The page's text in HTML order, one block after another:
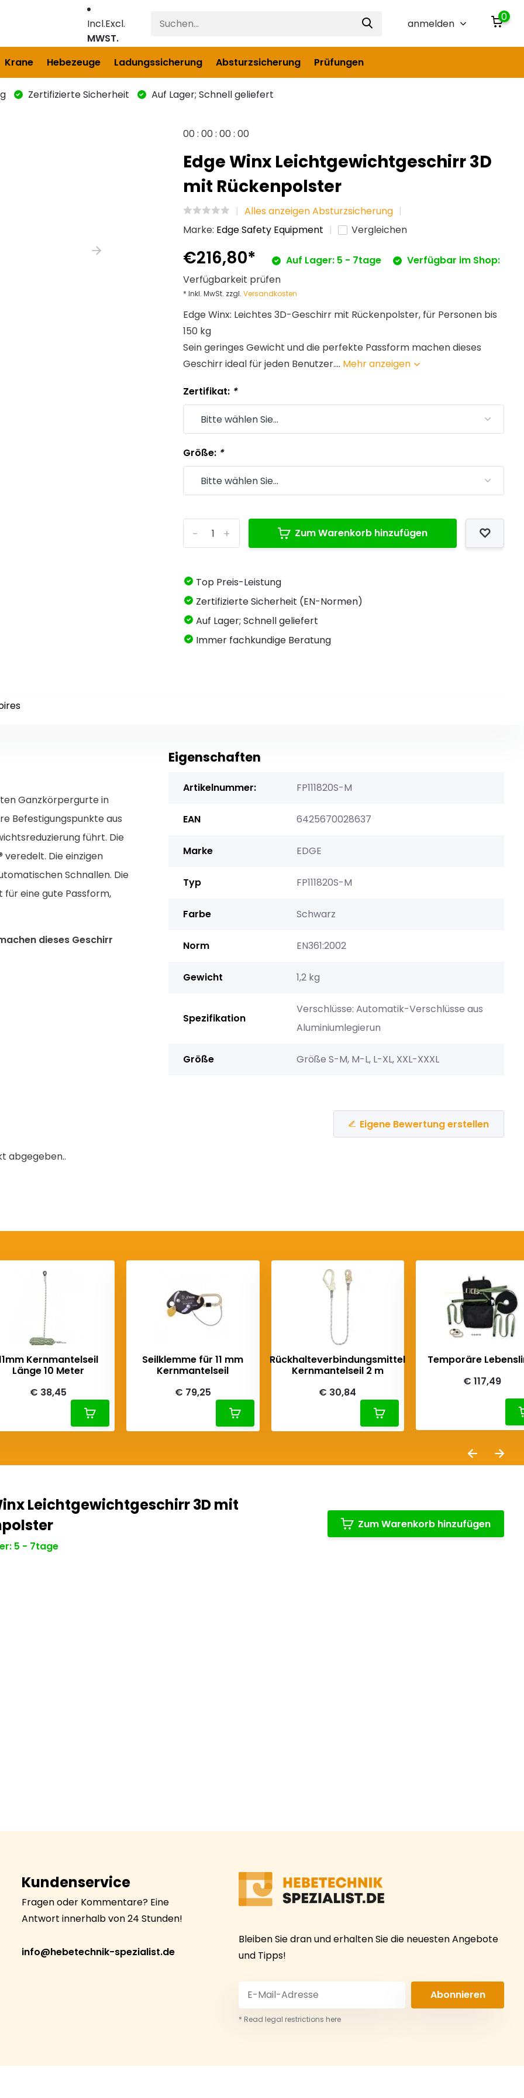
Incl.Excl.
MWST.
anmelden
0
Krane Hebezeuge Ladungssicherung Absturzsicherung Prüfungen
Zertifizierte Sicherheit
Auf Lager; Schnell geliefert
00:00:00:00
Edge Winx Leichtgewichtgeschirr 3D
mit Rückenpolster
Alles anzeigen Absturzsicherung
Marke: Edge Safety Equipment Vergleichen
€216,80* Auf Lager: 5 - 7tage
Verfügbar im Shop:
Verfügbarkeit prüfen
* Inkl. MwSt. zzgl.Versandkosten
Edge Winx: Leichtes 3D-Geschirr mit Rückenpolster, für Personen bis
150 kg
Sein geringes Gewicht und die perfekte Passform machen dieses
Geschirr ideal für jeden Benutzer.... Mehr anzeigen
Zertifikat: *
Größe: *
+
- Zum Warenkorb hinzufügen
Top Preis-Leistung
Zertifizierte Sicherheit (EN-Normen)
Auf Lager; Schnell geliefert
Immer fachkundige Beratung
Ganzkörpergurte in
Befestigungspunkte aus
führt. Die
Die einzigen
Schnallen. Die
für eine gute Passform,
dieses Geschirr
Eigenschaften
Artikelnummer: FP111820S-M
EAN 6425670028637
Marke EDGE
Typ FP111820S-M
Farbe Schwarz
Norm EN361:2002
Gewicht 1,2 kg
Spezifikation
Verschlüsse: Automatik-Verschlüsse aus
Aluminiumlegierun
Größe Größe S-M, M-L, L-XL, XXL-XXXL
Eigene Bewertung erstellen
abgegeben..
Kernmantelseil
Länge 10 Meter
€ 38,45
Seilklemme für 11 mm
Kernmantelseil
€ 79,25
Rückhalteverbindungsmittel
Kernmantelseil 2 m
€ 30,84
Temporäre
€ 117,49
Leichtgewichtgeschirr 3D mit
5 - 7tage
Zum Warenkorb hinzufügen
Kundenservice
Fragen oder Kommentare? Eine
Antwort innerhalb von 24 Stunden!
info@hebetechnik-spezialist.de
Bleiben Sie dran und erhalten Sie die neuesten Angebote
und Tipps!
Abonnieren
* Read legal restrictions here